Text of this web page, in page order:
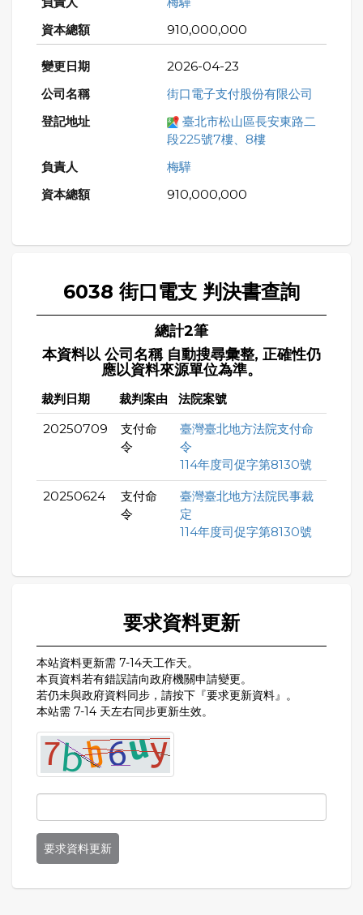
910,000,000
2026-04-23
街口電子支付股份有限公司
臺北市松山區長安東路二
段225號7樓、8樓
梅驊
910,000,000
6038 街口電支 判決書查詢
總計2筆
本資料以 公司名稱 自動搜尋彙整, 正確性仍
應以資料來源單位為準。
裁判日期 裁判案由 法院案號
20250709
支付命
令
臺灣臺北地方法院支付命
令
114年度司促字第8130號
20250624
支付命
令
臺灣臺北地方法院民事裁
定
114年度司促字第8130號
要求資料更新
本站資料更新需 7-14天工作天。
本頁資料若有錯誤請向政府機關申請變更。
若仍未與政府資料同步，請按下『要求更新資料』。
本站需 7-14 天左右同步更新生效。
要求資料更新